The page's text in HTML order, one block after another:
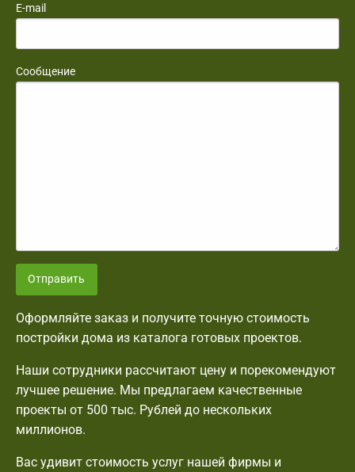
E-mail
Сообщение
Отправить
Оформляйте заказ и получите точную стоимость
постройки дома из каталога готовых проектов.
Наши сотрудники рассчитают цену и порекомендуют
лучшее решение. Мы предлагаем качественные
проекты от 500 тыс. Рублей до нескольких
миллионов.
Вас удивит стоимость услуг нашей фирмы и